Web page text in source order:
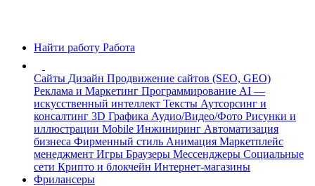
Найти работу Работа
Сайты Дизайн Продвижение сайтов (SEO, GEO)
Реклама и Маркетинг Программирование AI —
искусственный интеллект Тексты Аутсорсинг и
консалтинг 3D Графика Аудио/Видео/Фото Рисунки и
иллюстрации Mobile Инжиниринг Автоматизация
бизнеса Фирменный стиль Анимация Маркетплейс
менеджмент Игры Браузеры Мессенджеры Социальные
сети Крипто и блокчейн Интернет-магазины
Фрилансеры